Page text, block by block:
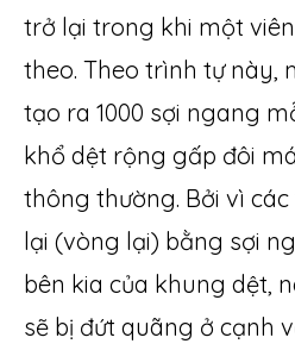
trở lại trong khi một
theo. Theo trình tự này,
tạo ra 1000 sợi ngang
khổ dệt rộng gấp đôi
thông thường. Bởi vì
lại (vòng lại) bằng sợi
bên kia của khung dệt,
sẽ bị đứt quãng ở cạnh